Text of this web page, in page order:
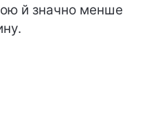
й значно менше